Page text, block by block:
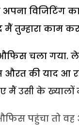
विजिटिंग
तुम्हारा काम
चला गया.
औरत की याद आ
उसी के ख्यालों में
पहुंचा तो